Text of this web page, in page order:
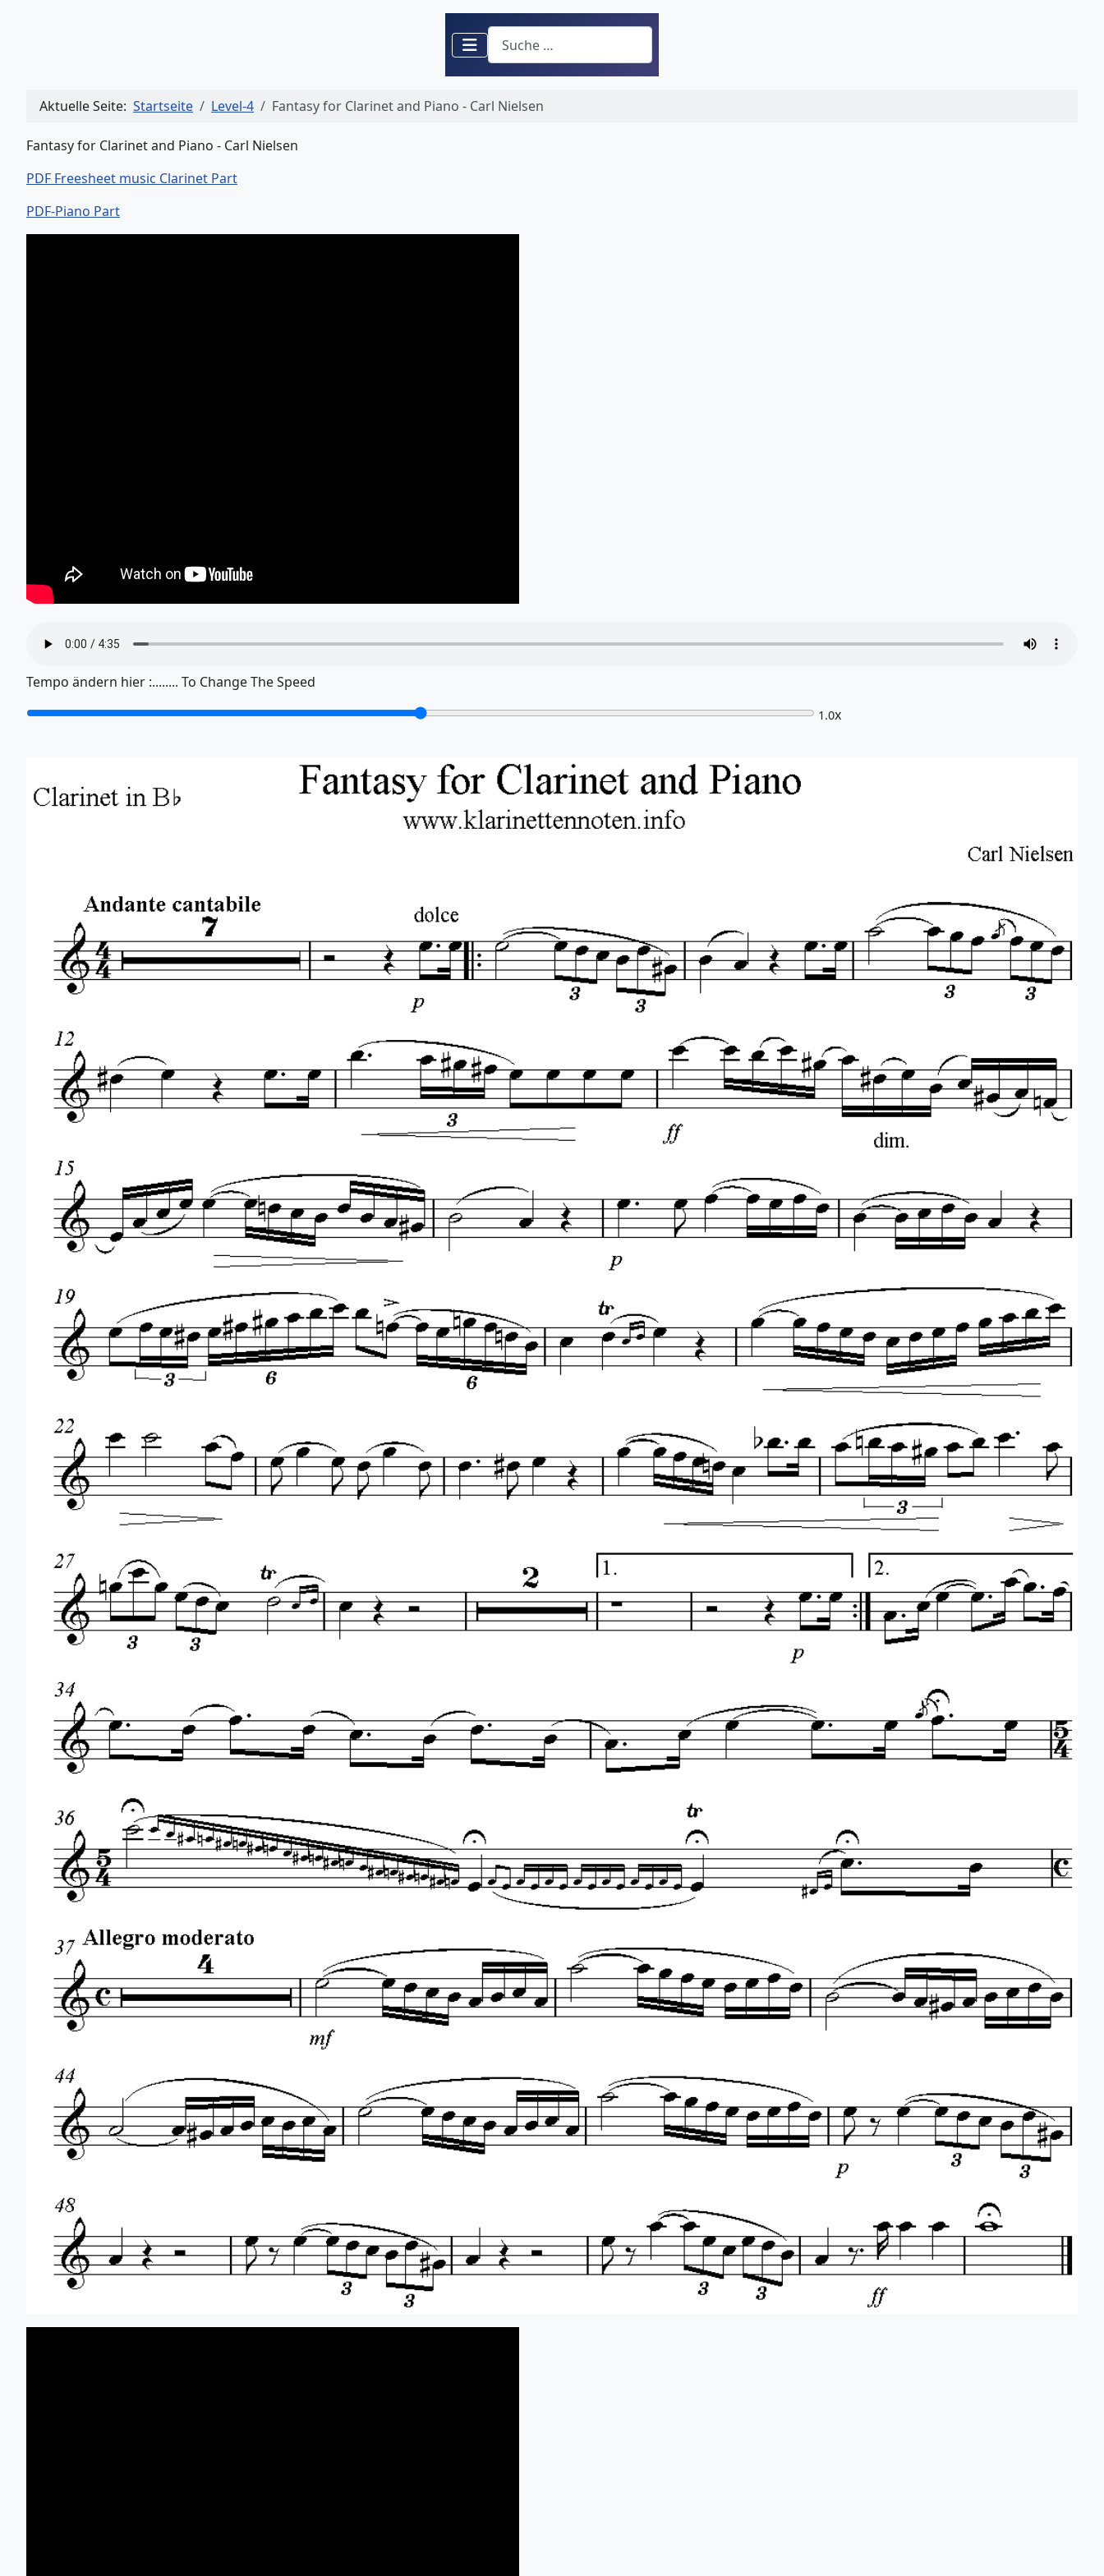
Suchen
Aktuelle Seite: Startseite Level-4 Fantasy for Clarinet and Piano - Carl Nielsen
Fantasy for Clarinet and Piano - Carl Nielsen
PDF Freesheet music Clarinet Part
PDF-Piano Part
Tempo ändern hier :........ To Change The Speed
1.0x